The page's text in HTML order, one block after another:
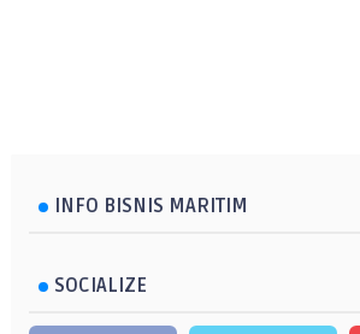
INFO BISNIS MARITIM
SOCIALIZE